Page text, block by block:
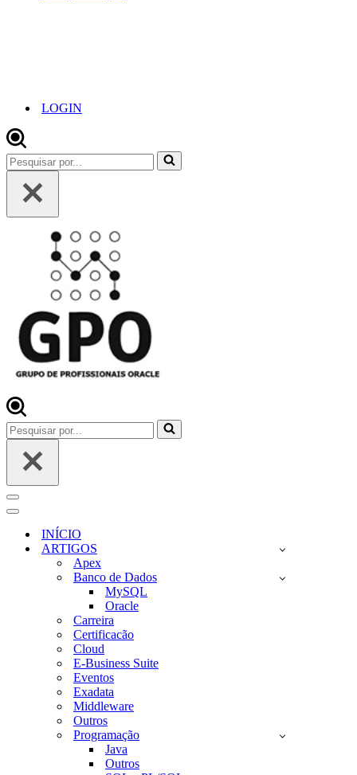
LOGIN
Pesquisar
por...
Pesquisar
por...
Menu
de
navegação
Menu
navegaçãoINÍCIO
ARTIGOS
Apex
Banco de Dados
MySQL
Oracle
Carreira
Certificacão
Cloud
E-Business Suite
Eventos
Exadata
Middleware
Outros
Programação
Java
Outros